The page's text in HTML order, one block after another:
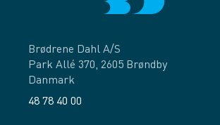
Brødrene Dahl A/S
Park Allé 370, 2605 Brøndby
Danmark
48 78 40 00